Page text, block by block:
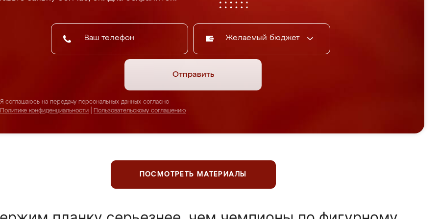
Желаемый бюджет
Отправить
Я соглашаюсь на передачу персональных данных согласно
Политике конфиденциальности
Пользовательскому соглашению
ПОСМОТРЕТЬ МАТЕРИАЛЫ